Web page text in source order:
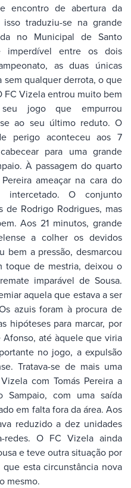
encontro de abertura da
traduziu-se na grande
no Municipal de Santo
entre os dois
as duas únicas
qualquer derrota, o que
FC Vizela entrou muito bem
jogo que empurrou
ao seu último reduto. O
perigo aconteceu aos 7
para uma grande
À passagem do quarto
ameaçar na cara do
intercetado. O conjunto
de Rodrigo Rodrigues, mas
Aos 21 minutos, grande
a colher os devidos
bem a pressão, desmarcou
toque de mestria, deixou o
imparável de Sousa.
aquela que estava a ser
azuis foram à procura de
hipóteses para marcar, por
Afonso, até àquele que viria
no jogo, a expulsão
Tratava-se de mais uma
com Tomás Pereira a
Sampaio, com uma saída
em falta fora da área. Aos
reduzido a dez unidades
redes. O FC Vizela ainda
e teve outra situação por
esta circunstância nova
mesmo.